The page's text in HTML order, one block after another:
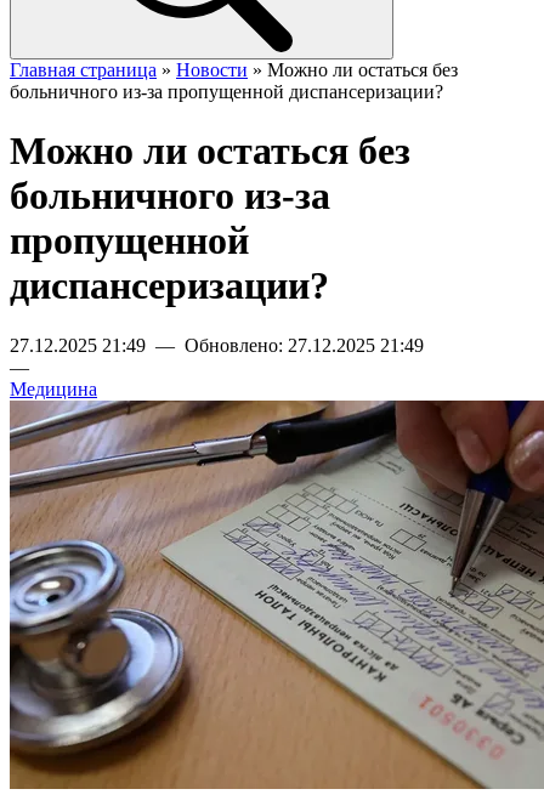
Главная страница » Новости » Можно ли остаться без
больничного из-за пропущенной диспансеризации?
Можно ли остаться без
больничного из-за
пропущенной
диспансеризации?
27.12.2025 21:49 — Обновлено: 27.12.2025 21:49
—
Медицина